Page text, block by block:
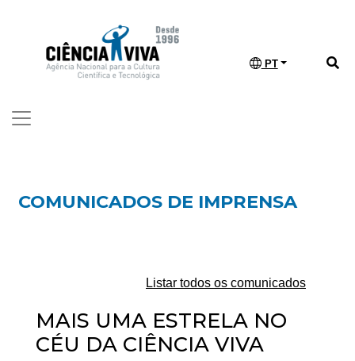
PT
COMUNICADOS DE IMPRENSA
Listar todos os comunicados
MAIS UMA ESTRELA NO
CÉU DA CIÊNCIA VIVA